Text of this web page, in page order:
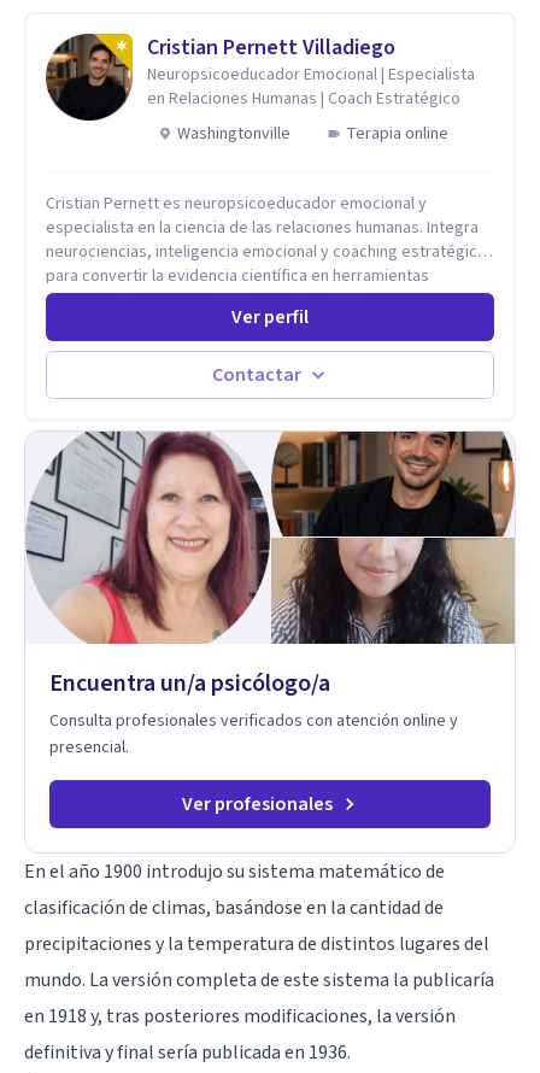
Cristian Pernett Villadiego
Neuropsicoeducador Emocional | Especialista
en Relaciones Humanas | Coach Estratégico
Washingtonville
Terapia online
Cristian Pernett es neuropsicoeducador emocional y
especialista en la ciencia de las relaciones humanas. Integra
neurociencias, inteligencia emocional y coaching estratégico
para convertir la evidencia científica en herramientas
prácticas que mejoran la forma en que las personas viven,
aman, lideran y se comunican. Con más de 20 años de
experiencia, acompaña a personas, parejas y líderes en
procesos de desarrollo personal y profesional. Su trabajo se
centra en la regulación emocional, las relaciones de pareja, la
metodología combina psicología contemporánea,
neurociencias y estrategias de cambio basadas en evidencia
para fortalecer la autoestima, desarrollar habilidades
socioemocionales y promover cambios sostenibles. Como
divulgador científico, acerca la psicología y las neurociencias
a la vida cotidiana mediante contenidos claros, rigurosos y
aplicables, con el propósito de impulsar un bienestar integral.
Ver perfil
Contactar
Encuentra un/a psicólogo/a
Consulta profesionales verificados con atención online y
presencial.
Ver profesionales
En el año 1900 introdujo su sistema matemático de
clasificación de climas, basándose en la cantidad de
precipitaciones y la temperatura de distintos lugares del
mundo. La versión completa de este sistema la publicaría
en 1918 y, tras posteriores modificaciones, la versión
definitiva y final sería publicada en 1936.